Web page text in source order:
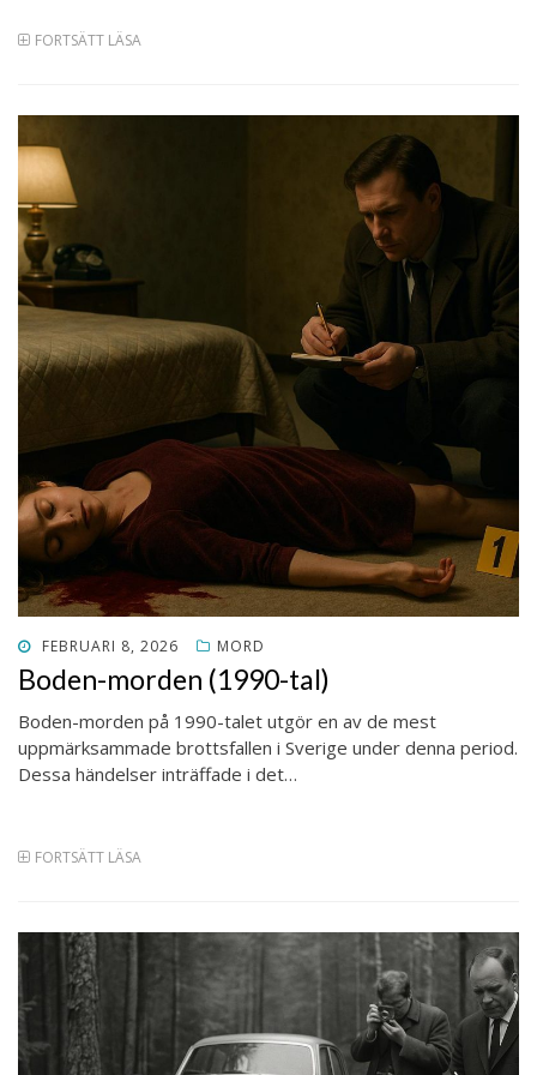
FORTSÄTT LÄSA
PUBLICERAT
DEN
FEBRUARI 8, 2026 MORD
Boden-morden (1990-tal)
Boden-morden på 1990-talet utgör en av de mest
uppmärksammade brottsfallen i Sverige under denna period.
Dessa händelser inträffade i det…
FORTSÄTT LÄSA